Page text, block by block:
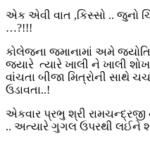
એક એવી વાત ,કિસ્સો .. જુનો
…?!!!
કોલેજના જમાનામાં અમે
જયારે ત્યારે ખાલી ને ખાલી
વાંચતા બીજા મિત્રોની સાથે
ઉડાવતા..!
એકવાર પ્રભુ શ્રી રામચન્દ્રજી
.. અત્યારે ગુગલ ઉપરથી લઈને